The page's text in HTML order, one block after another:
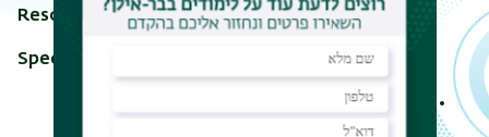
Resolution: 3 nm
Specifications:
Accelerating voltage: 1 to 30 kV